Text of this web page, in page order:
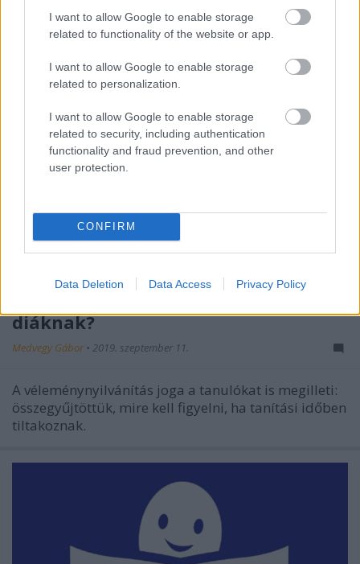
I want to allow Google to enable storage
related to functionality of the website or app.
I want to allow Google to enable storage
related to personalization.
I want to allow Google to enable storage
related to security, including authentication
functionality and fraud prevention, and other
user protection.
CONFIRM
Data Deletion Data Access Privacy Policy
Egy pár napos nyaralás vagy egy esti mozi szinte…
Adhat-e egyest a tanár a sztrájkoló
diáknak?
Medvegy Gábor • 2019. szeptember 11.
A véleménynyilvánítás joga a tanulókat is megilleti:
összegyűjtöttük, mire kell figyelni, ha tanítási időben
tiltakoznak.